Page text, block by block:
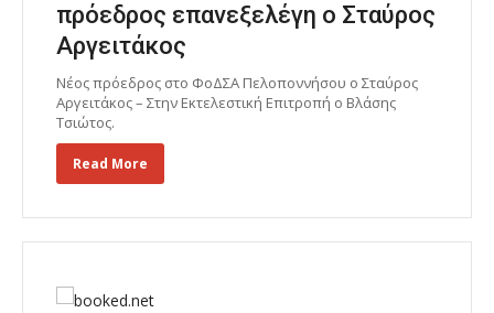
πρόεδρος επανεξελέγη ο Σταύρος
Αργειτάκος
Νέος πρόεδρος στο ΦοΔΣΑ Πελοποννήσου ο Σταύρος
Αργειτάκος – Στην Εκτελεστική Επιτροπή ο Βλάσης
Τσιώτος.
Read More